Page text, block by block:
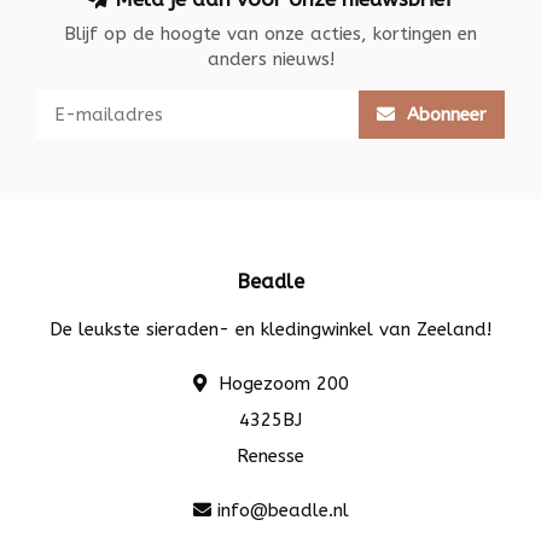
Blijf op de hoogte van onze acties, kortingen en
anders nieuws!
Abonneer
Beadle
De leukste sieraden- en kledingwinkel van Zeeland!
Hogezoom 200
4325BJ
Renesse
info@beadle.nl